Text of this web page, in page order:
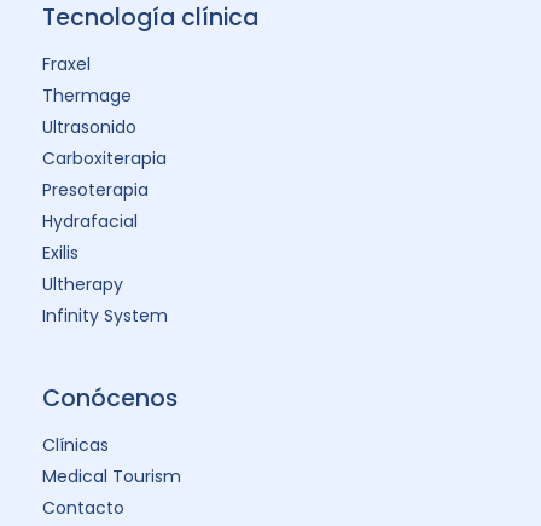
Tecnología clínica
Fraxel
Thermage
Ultrasonido
Carboxiterapia
Presoterapia
Hydrafacial
Exilis
Ultherapy
Infinity System
Conócenos
Clínicas
Medical Tourism
Contacto